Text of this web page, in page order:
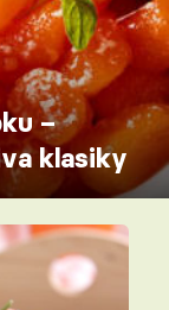
–
klasiky